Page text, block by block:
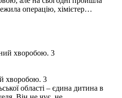
операцію, хімієтер…
хворобою. 3
області – єдина дитина в